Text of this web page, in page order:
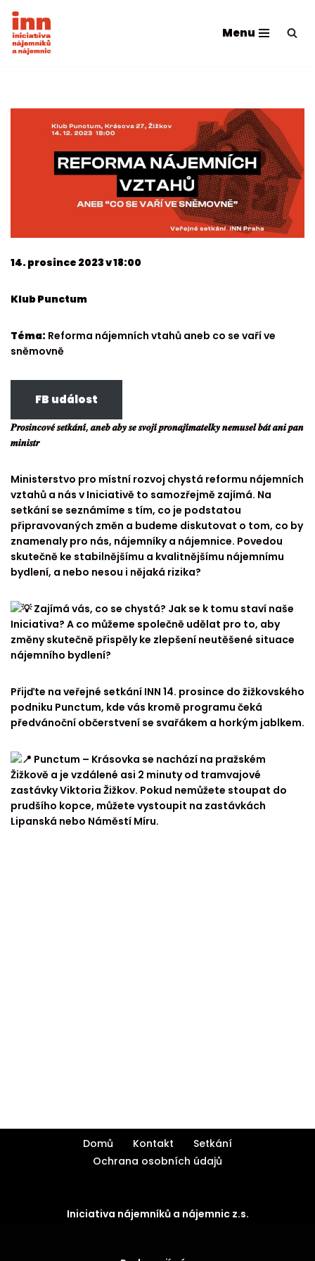
Přeskočit
na
Menu
14. prosince 2023 v 18:00
Klub Punctum
Téma: Reforma nájemních vtahů aneb co se vaří ve
sněmovně
FB událost
𝑷𝒓𝒐𝒔𝒊𝒏𝒄𝒐𝒗𝒆́ 𝒔𝒆𝒕𝒌𝒂́𝒏𝒊́, 𝒂𝒏𝒆𝒃 𝒂𝒃𝒚 𝒔𝒆 𝒔𝒗𝒐𝒋𝒊́ 𝒑𝒓𝒐𝒏𝒂𝒋𝒊́𝒎𝒂𝒕𝒆𝒍𝒌𝒚 𝒏𝒆𝒎𝒖𝒔𝒆𝒍 𝒃𝒂́𝒕 𝒂𝒏𝒊 𝒑𝒂𝒏
𝒎𝒊𝒏𝒊𝒔𝒕𝒓
Ministerstvo pro místní rozvoj chystá reformu nájemních
vztahů a nás v Iniciativě to samozřejmě zajímá. Na
setkání se seznámíme s tím, co je podstatou
připravovaných změn a budeme diskutovat o tom, co by
znamenaly pro nás, nájemníky a nájemnice. Povedou
skutečně ke stabilnějšímu a kvalitnějšímu nájemnímu
bydlení, a nebo nesou i nějaká rizika?
Zajímá vás, co se chystá? Jak se k tomu staví naše
Iniciativa? A co můžeme společně udělat pro to, aby
změny skutečně přispěly ke zlepšení neutěšené situace
nájemního bydlení?
Přijďte na veřejné setkání INN 14. prosince do žižkovského
podniku Punctum, kde vás kromě programu čeká
předvánoční občerstvení se svařákem a horkým jablkem.
Punctum – Krásovka se nachází na pražském
Žižkově a je vzdálené asi 2 minuty od tramvajové
zastávky Viktoria Žižkov. Pokud nemůžete stoupat do
prudšího kopce, můžete vystoupit na zastávkách
Lipanská nebo Náměstí Míru.
Domů Kontakt
Setkání
Ochrana osobních údajů
Iniciativa nájemníků a nájemnic z.s.